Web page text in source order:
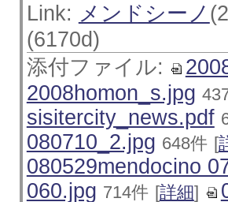
Link: メンドシーノ
(6170d)
添付ファイル:
2008homon_s.jpg
sisitercity_news.pdf
080710_2.jpg 648件 [
080529mendocino
060.jpg 714件 [詳細]